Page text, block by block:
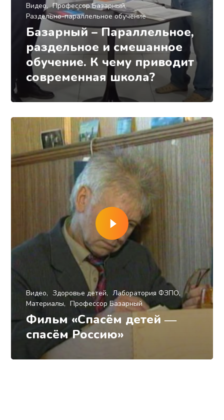
Видео
Профессор Базарный
Раздельно-параллельное обучение
Базарный – Параллельное,
раздельное и смешанное
обучение. К чему приводит
современная школа?
Видео Здоровье детей
Лаборатория ФЗПО
Материалы
Профессор Базарный
Фильм «Спасём детей ―
спасём Россию»